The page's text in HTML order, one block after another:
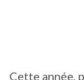
Cette année,